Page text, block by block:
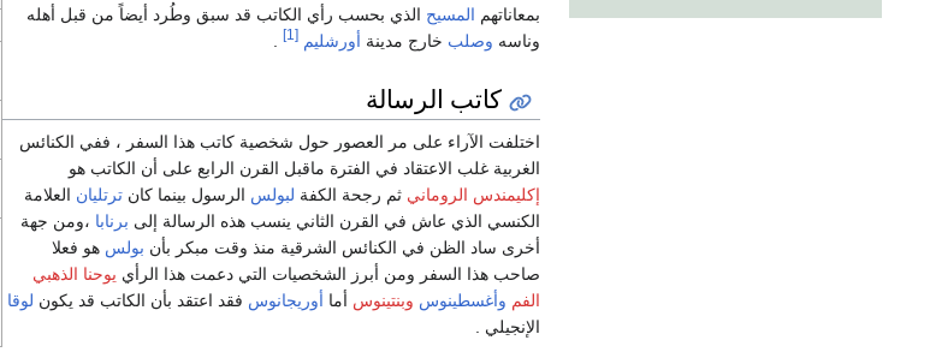
بمعاناتهم المسيح الذي بحسب رأي الكاتب قد سبق وطُرد أيضاً من قبل أهله
وناسه وصلب خارج مدينة أورشليم [1]
كاتب الرسالة
اختلفت الآراء على مر العصور حول شخصية كاتب هذا السفر ، ففي الكنائس
الغربية غلب الاعتقاد في الفترة ماقبل القرن الرابع على أن الكاتب هو
إكليمندس الروماني ثم رجحة الكفة لبولس الرسول بينما كان ترتليان العلامة
الكنسي الذي عاش في القرن الثاني ينسب هذه الرسالة إلى برنابا ،ومن جهة
أخرى ساد الظن في الكنائس الشرقية منذ وقت مبكر بأن بولس هو فعلا
صاحب هذا السفر ومن أبرز الشخصيات التي دعمت هذا الرأي يوحنا الذهبي
الفم وأغسطينوس وبنتينوس أما أوريجانوس فقد اعتقد بأن الكاتب قد يكون لوقا
الإنجيلي .